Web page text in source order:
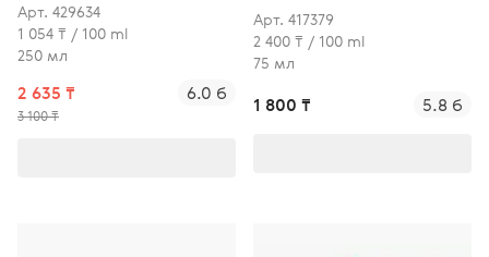
Арт. 429634
1 054 ₸ / 100 ml
250 мл
2 635 ₸
3 100 ₸
6.0 б
Арт. 417379
2 400 ₸ / 100 ml
75 мл
1 800 ₸ 5.8 б